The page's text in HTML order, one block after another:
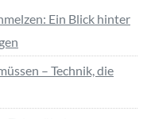
Ein Blick hinter
– Technik, die